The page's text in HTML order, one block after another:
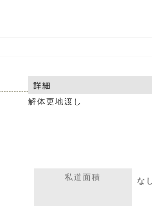
詳細
解体更地渡し
私道面積 な